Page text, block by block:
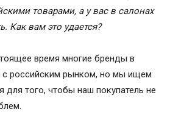
товарами, а у вас в салонах
Как вам это удается?
время многие бренды в
российским рынком, но мы ищем
для того, чтобы наш покупатель не